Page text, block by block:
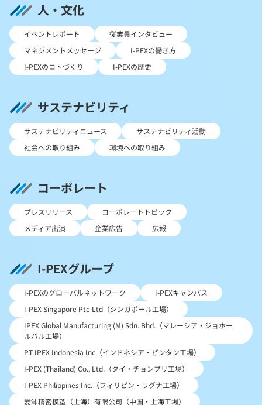
人・文化
イベントレポート
従業員インタビュー
マネジメントメッセージ
I-PEXの働き方
I-PEXのコトづくり
I-PEXの歴史
サステナビリティ
サステナビリティニュース
サステナビリティ活動
社会への取り組み
環境への取り組み
コーポレート
プレスリリース
コーポレートトピック
メディア出演
企業広告 広報
I-PEXグループ
I-PEXのグローバルネットワーク
I-PEXキャンパス
I-PEX Singapore Pte Ltd（シンガポール工場）
IPEX Global Manufacturing (M) Sdn. Bhd.（マレーシア・ジョホー
ルバル工場）
PT IPEX Indonesia Inc（インドネシア・ビンタン工場）
I-PEX (Thailand) Co., Ltd.（タイ・チョンブリ工場）
I-PEX Philippines Inc.（フィリピン・ラグナ工場）
爱沛精密模塑（上海）有限公司（中国・上海工場）